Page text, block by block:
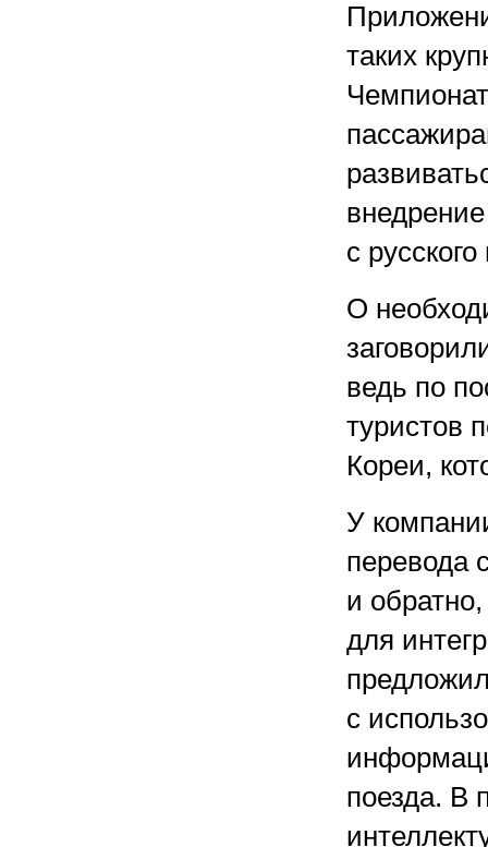
таких
с
О
ведь по
туристов
Кореи,
У
перевода
и
для
с
поезда. В